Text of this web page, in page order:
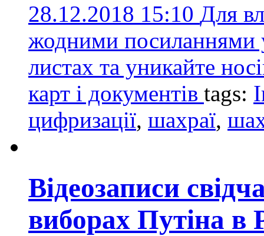
28.12.2018 15:10 Для
жодними посиланнями
листах та уникайте
карт і документів tags:
цифризації, шахраї,
Відеозаписи
виборах Путіна в